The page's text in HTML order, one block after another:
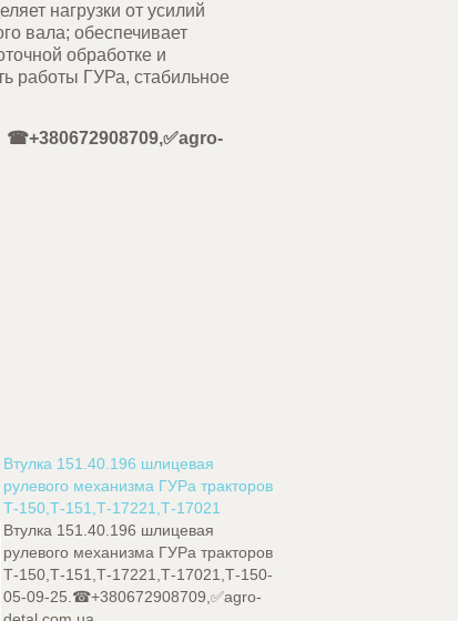
нагрузки от усилий
вала; обеспечивает
обработке и
работы ГУРа, стабильное
☎+380672908709,✅agro-
Втулка 151.40.196 шлицевая
рулевого механизма ГУРа тракторов
Т-150,Т-151,Т-17221,Т-17021
Втулка 151.40.196 шлицевая
рулевого механизма ГУРа тракторов
Т-150,Т-151,Т-17221,Т-17021,Т-150-
05-09-25.☎+380672908709,✅agro-